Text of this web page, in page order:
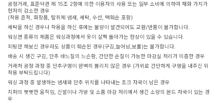
공정거래, 표준약관 제 15조 2항에 의한 이용자의 사용 또는 일부 소비에 의하여 재화 가치가
현저히 감소한 경우
(착용 흔적, 화장품, 탈취제 냄새, 세탁, 수선, 택훼손 포함)
세탁을 하신 경우나 착용을 하신 후에는 불량이 발견되어도 교환/반품이 불가합니다.
워싱면 종류의 제품은 워싱과정에서 옷이 살짝 돌아가는 현상이 있을 수 있습니다.
피팅만 해보신 경우라도 상품이 훼손된 경우(구김,늘어남,보풀)는 불가합니다.
배송 시 생긴 구김, 단추 바느질의 느슨함, 간단한 손질이 가능한 마감실 처리가 미흡한 경우
거래처 공정 과정 중 단추구멍이 완벽히 뚫리지 않은 경우 (가위로 간단하게 구멍을 내주신 뒤
착용 부탁드립니다)
워싱 과정 중 발생하는 냄새와 단추 위치를 나타내는 초크 자국이 남은 경우
지퍼의 뻣뻣한 움직임, 신발이나 가방 및 소품 마감 처리에서 생긴 소량의 본드 자국이 있는 경
우